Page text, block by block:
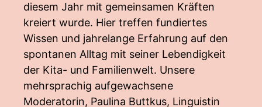
diesem Jahr mit gemeinsamen Kräften
kreiert wurde. Hier treffen fundiertes
Wissen und jahrelange Erfahrung auf den
spontanen Alltag mit seiner Lebendigkeit
der Kita- und Familienwelt. Unsere
mehrsprachig aufgewachsene
Moderatorin, Paulina Buttkus, Linguistin